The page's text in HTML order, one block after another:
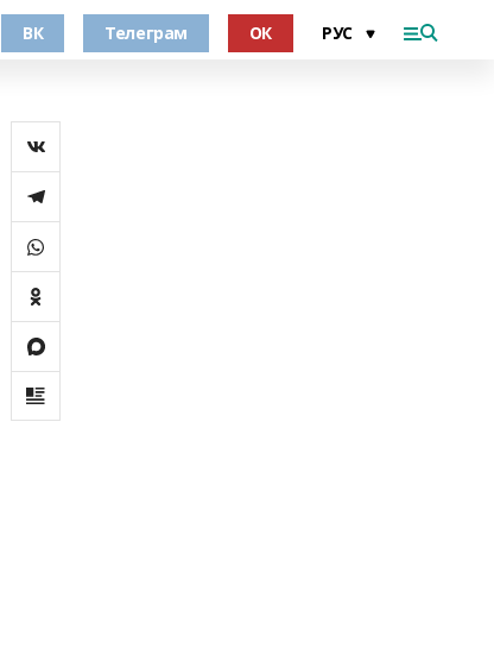
ВК Телеграм ОК